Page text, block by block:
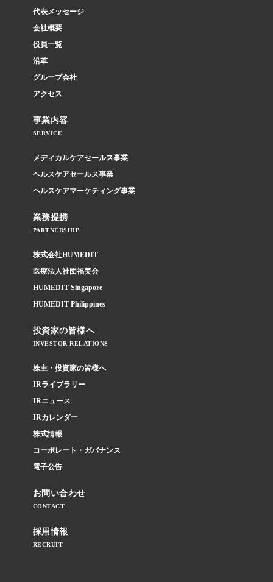
代表メッセージ
会社概要
役員一覧
沿革
グループ会社
アクセス
事業内容
SERVICE
メディカルケアセールス事業
ヘルスケアセールス事業
ヘルスケアマーケティング事業
業務提携
PARTNERSHIP
株式会社HUMEDIT
医療法人社団福美会
HUMEDIT Singapore
HUMEDIT Philippines
投資家の皆様へ
INVESTOR RELATIONS
株主・投資家の皆様へ
IRライブラリー
IRニュース
IRカレンダー
株式情報
コーポレート・ガバナンス
電子公告
お問い合わせ
CONTACT
採用情報
RECRUIT